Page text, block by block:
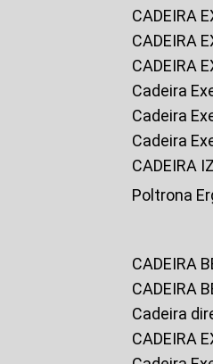
CADEIRA
CADEIRA
CADEIRA
Cadeira
Cadeira
Cadeira
CADEIRA
Poltrona
CADEIRA
CADEIRA
Cadeira
CADEIRA